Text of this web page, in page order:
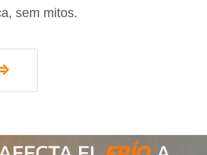
sem mitos.